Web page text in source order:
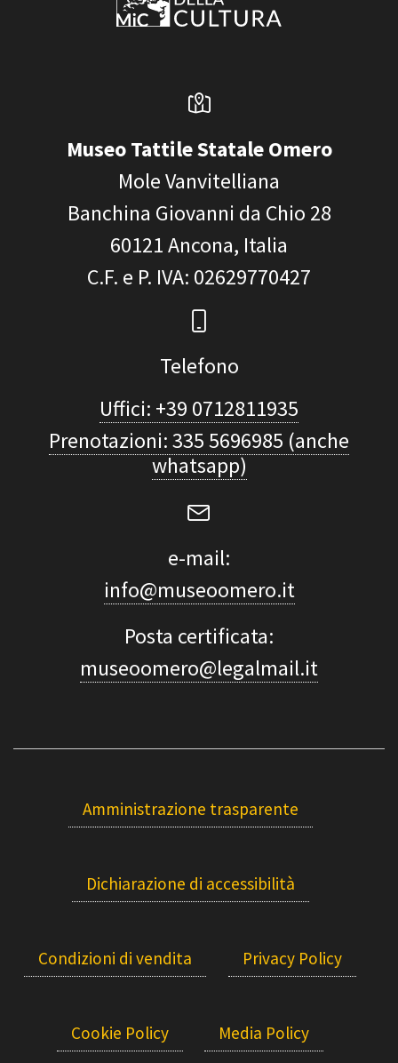
Museo Tattile Statale Omero
Mole Vanvitelliana
Banchina Giovanni da Chio 28
60121Ancona, Italia
C.F. e P. IVA: 02629770427
Telefono
Uffici: +39 0712811935
Prenotazioni: 335 5696985 (anche
whatsapp)
e-mail:
info@museoomero.it
Posta certificata:
museoomero@legalmail.it
Amministrazione trasparente
Dichiarazione di accessibilità
Condizioni di vendita Privacy Policy
Cookie Policy Media Policy